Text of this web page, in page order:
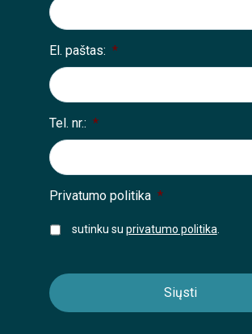
El. paštas: *
Tel. nr.: *
Privatumo politika *
sutinku su privatumo politika